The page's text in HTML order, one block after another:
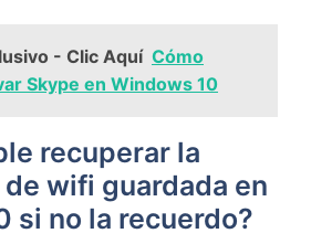
- Clic Aquí Cómo
Skype en Windows 10
recuperar la
wifi guardada en
si no la recuerdo?